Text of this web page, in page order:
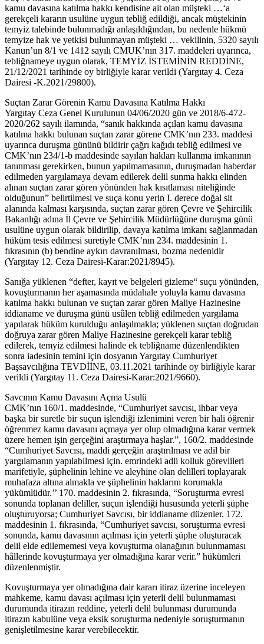
kamu davasına katılma hakkı kendisine ait olan müşteki …‘a
gerekçeli kararın usulüne uygun tebliğ edildiği, ancak müştekinin
temyiz talebinde bulunmadığı anlaşıldığından, bu nedenle hükmü
temyize hak ve yetkisi bulunmayan müşteki … vekilinin, 5320 sayılı
Kanun’un 8/1 ve 1412 sayılı CMUK’nın 317. maddeleri uyarınca,
tebliğnameye uygun olarak, TEMYİZ İSTEMİNİN REDDİNE,
21/12/2021 tarihinde oy birliğiyle karar verildi (Yargıtay 4. Ceza
Dairesi -K.2021/29800).
Suçtan Zarar Görenin Kamu Davasına Katılma Hakkı
Yargıtay Ceza Genel Kurulunun 04/06/2020 gün ve 2018/6-472-
2020/262 sayılı ilamında, “sanık hakkında açılan kamu davasına
katılma hakkı bulunan suçtan zarar görene CMK’nın 233. maddesi
uyarınca duruşma gününü bildirir çağrı kağıdı tebliğ edilmesi ve
CMK’nın 234/1-b maddesinde sayılan hakları kullanma imkanının
tanınması gerekirken, bunun yapılmamasının, duruşmadan haberdar
edilmeden yargılamaya devam edilerek delil sunma hakkı elinden
alınan suçtan zarar gören yönünden hak kısıtlaması niteliğinde
olduğunun” belirtilmesi ve suça konu yerin I. derece doğal sit
alanında kalması karşısında, suçtan zarar gören Çevre ve Şehircilik
Bakanlığı adına İl Çevre ve Şehircilik Müdürlüğüne duruşma günü
usulüne uygun olarak bildirilip, davaya katılma imkanı sağlanmadan
hüküm tesis edilmesi suretiyle CMK’nın 234. maddesinin 1.
fıkrasının (b) bendine aykırı davranılması, bozma nedenidir
(Yargıtay 12. Ceza Dairesi-Karar:2021/8945).
Sanığa yüklenen “defter, kayıt ve belgeleri gizleme“ suçu yönünden,
kovuşturmanın her aşamasında müdahale yoluyla kamu davasına
katılma hakkı bulunan ve suçtan zarar gören Maliye Hazinesine
iddianame ve duruşma günü usûlen tebliğ edilmeden yargılama
yapılarak hüküm kurulduğu anlaşılmakla; yüklenen suçtan doğrudan
doğruya zarar gören Maliye Hazinesine gerekçeli karar tebliğ
edilerek, temyiz edilmesi halinde ek tebliğname düzenlendikten
sonra iadesinin temini için dosyanın Yargıtay Cumhuriyet
Başsavcılığına TEVDİİNE, 03.11.2021 tarihinde oy birliğiyle karar
verildi (Yargıtay 11. Ceza Dairesi-Karar:2021/9660).
Savcının Kamu Davasını Açma Usulü
CMK’nın 160/1. maddesinde, “Cumhuriyet savcısı, ihbar veya
başka bir suretle bir suçun işlendiği izlenimini veren bir hali öğrenir
öğrenmez kamu davasını açmaya yer olup olmadığına karar vermek
üzere hemen işin gerçeğini araştırmaya haşlar.”, 160/2. maddesinde
“Cumhuriyet Savcısı, maddi gerçeğin araştırılması ve adil bir
yargılamanın yapılabilmesi için. emrindeki adli kolluk görevlileri
marifetiyle, şüphelinin lehine ve aleyhine olan delilleri toplayarak
muhafaza altına almakla ve şüphelinin haklarını korumakla
yükümlüdür.’’ 170. maddesinin 2. fıkrasında, “Soruşturma evresi
sonunda toplanan deliller, suçun işlendiği hususunda yeterli şüphe
oluşturuyorsa; Cumhuriyet Savcısı, bir iddianame düzenler. 172.
maddesinin 1. fıkrasında, “Cumhuriyet savcısı, soruşturma evresi
sonunda, kamu davasının açılması için yeterli şüphe oluşturacak
delil elde edilememesi veya kovuşturma olanağının bulunmaması
hâllerinde kovuşturmaya yer olmadığına karar verir.” hükümleri
düzenlenmiştir.
Kovuşturmaya yer olmadığına dair kararı itiraz üzerine inceleyen
mahkeme, kamu davası açılması için yeterli delil bulunmaması
durumunda itirazın reddine, yeterli delil bulunması durumunda
itirazın kabulüne veya eksik soruşturma nedeniyle soruşturmanın
genişletilmesine karar verebilecektir.